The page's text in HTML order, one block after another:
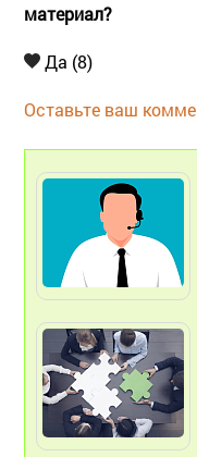
материал?
Да (8)
Оставьте ваш